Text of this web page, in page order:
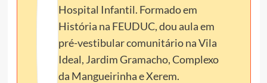
Hospital Infantil. Formado em
História na FEUDUC, dou aula em
pré-vestibular comunitário na Vila
Ideal, Jardim Gramacho, Complexo
da Mangueirinha e Xerem.